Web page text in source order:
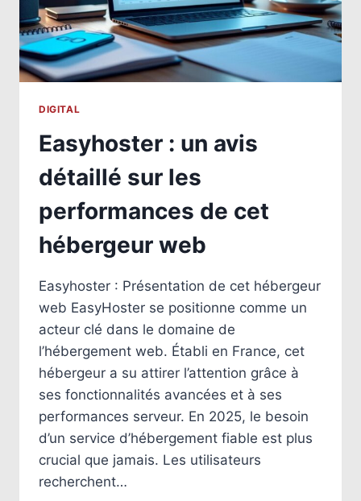
DIGITAL
Easyhoster : un avis
détaillé sur les
performances de cet
hébergeur web
Easyhoster : Présentation de cet hébergeur
web EasyHoster se positionne comme un
acteur clé dans le domaine de
l’hébergement web. Établi en France, cet
hébergeur a su attirer l’attention grâce à
ses fonctionnalités avancées et à ses
performances serveur. En 2025, le besoin
d’un service d’hébergement fiable est plus
crucial que jamais. Les utilisateurs
recherchent…